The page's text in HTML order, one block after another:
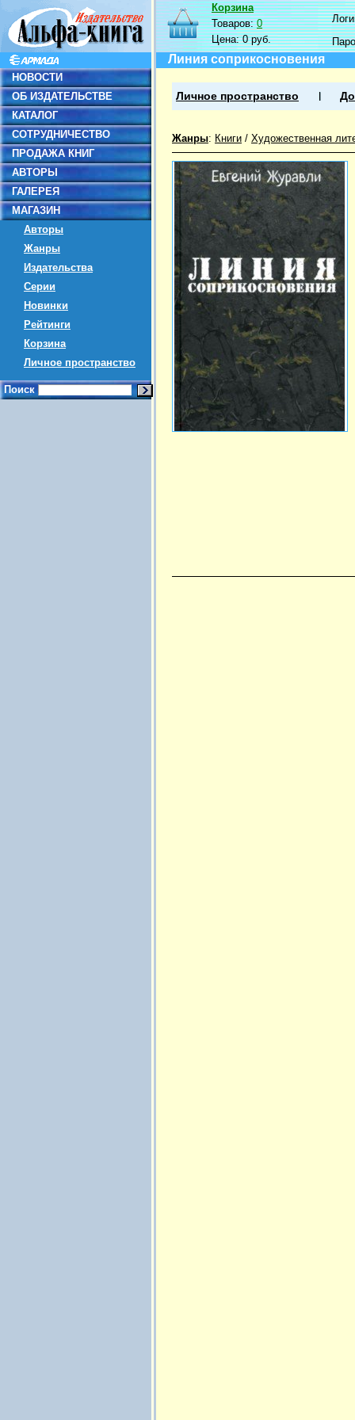
НОВОСТИ
ОБ ИЗДАТЕЛЬСТВЕ
КАТАЛОГ
СОТРУДНИЧЕСТВО
ПРОДАЖА КНИГ
АВТОРЫ
ГАЛЕРЕЯ
МАГАЗИН
Авторы
Жанры
Издательства
Серии
Новинки
Рейтинги
Корзина
Личное пространство
Поиск
Корзина
Товаров:0
Цена:0 руб.
Линия соприкосновения
Личное пространство
Жанры: Книги / Художественная